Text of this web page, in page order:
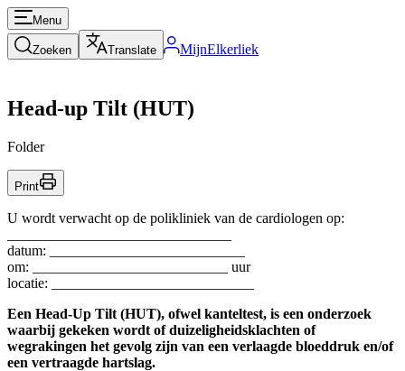
Menu
Zoeken Translate MijnElkerliek
Head-up Tilt (HUT)
Folder
Print
U wordt verwacht op de polikliniek van de cardiologen op:
datum: ___________________________
om: ___________________________ uur
locatie: ____________________________
Een Head-Up Tilt (HUT), ofwel kanteltest, is een onderzoek
waarbij gekeken wordt of duizeligheidsklachten of
wegrakingen het gevolg zijn van een verlaagde bloeddruk en/of
een vertraagde hartslag.